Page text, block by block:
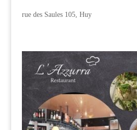
rue des Saules 105, Huy